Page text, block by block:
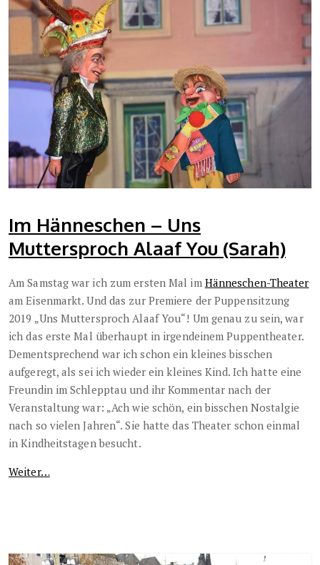
Im Hänneschen – Uns
Muttersproch Alaaf You (Sarah)
Am Samstag war ich zum ersten Mal im Hänneschen-Theater
am Eisenmarkt. Und das zur Premiere der Puppensitzung
2019 „Uns Muttersproch Alaaf You“! Um genau zu sein, war
ich das erste Mal überhaupt in irgendeinem Puppentheater.
Dementsprechend war ich schon ein kleines bisschen
aufgeregt, als sei ich wieder ein kleines Kind. Ich hatte eine
Freundin im Schlepptau und ihr Kommentar nach der
Veranstaltung war: „Ach wie schön, ein bisschen Nostalgie
nach so vielen Jahren“. Sie hatte das Theater schon einmal
in Kindheitstagen besucht.
Weiter…